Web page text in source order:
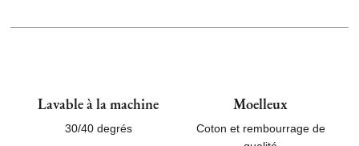
Lavable à la machine
30/40 degrés
Moelleux
Coton et rembourrage de